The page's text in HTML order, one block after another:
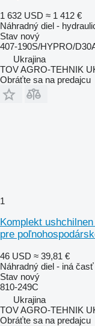
1 632 USD ≈ 1 412 €
Náhradný diel -
Stav nový
407-190S/HYPRO/
Ukrajina
TOV AGRO-TEHNIK
Obráťte sa na predajcu
1
Komplekt
pre
46 USD ≈ 39,81 €
Náhradný diel - iná
Stav nový
810-249C
Ukrajina
TOV AGRO-TEHNIK
Obráťte sa na predajcu